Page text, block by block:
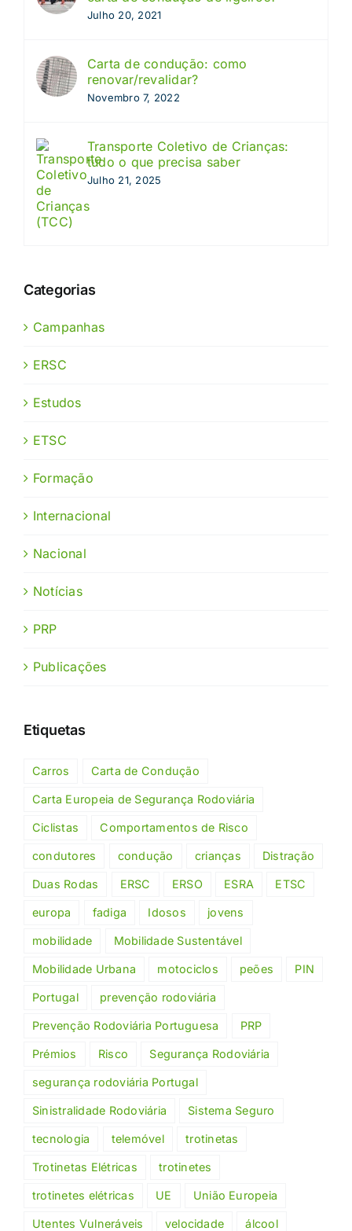
Julho 20, 2021
Carta de condução: como
renovar/revalidar?
Novembro 7, 2022
Transporte Coletivo de Crianças:
tudo o que precisa saber
Julho 21, 2025
Categorias
Campanhas
ERSC
Estudos
ETSC
Formação
Internacional
Nacional
Notícias
PRP
Publicações
Etiquetas
Carros Carta de Condução
Carta Europeia de Segurança Rodoviária
Ciclistas Comportamentos de Risco
condutores condução crianças Distração
Duas Rodas ERSC ERSO ESRA ETSC
europa fadiga Idosos jovens
mobilidade Mobilidade Sustentável
Mobilidade Urbana motociclos peões PIN
Portugal prevenção rodoviária
Prevenção Rodoviária Portuguesa PRP
Prémios Risco Segurança Rodoviária
segurança rodoviária Portugal
Sinistralidade Rodoviária Sistema Seguro
tecnologia telemóvel trotinetas
Trotinetas Elétricas trotinetes
trotinetes elétricas UE União Europeia
Utentes Vulneráveis velocidade álcool